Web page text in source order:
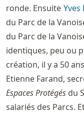
ronde. Ensuite Yves
du Parc de la
du Parc de la
identiques, peu ou
création, il y a 50
Etienne Farand,
Espaces Protégés du
salariés des Parcs.